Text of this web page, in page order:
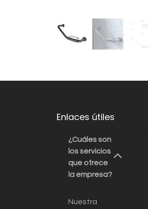
Enlaces útiles
¿Cuáles son
los servicios
que ofrece
la empresa?
Nuestra